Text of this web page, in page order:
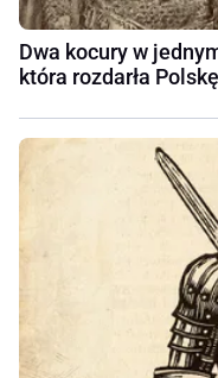
Dwa kocury w
która rozdarła Polskę